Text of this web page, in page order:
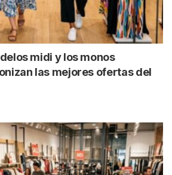
midi y los monos
las mejores ofertas del